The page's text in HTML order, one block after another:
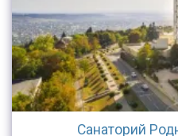
Санаторий